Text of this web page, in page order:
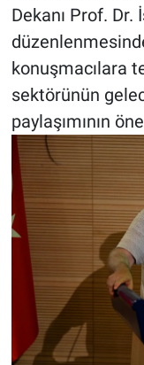
Dekanı Prof.
konuşmacılara
sektörünün
paylaşımının